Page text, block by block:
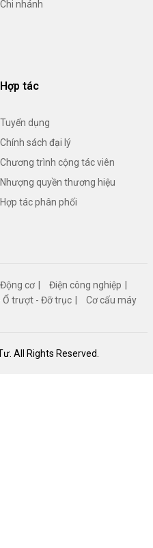
Chi nhánh
Hợp tác
Tuyển dụng
Chính sách đại lý
Chương trình cộng tác viên
Nhượng quyền thương hiệu
Hợp tác phân phối
Động cơ
Điện công nghiệp
Ổ trượt - Đỡ trục Cơ cấu máy
All Rights Reserved.